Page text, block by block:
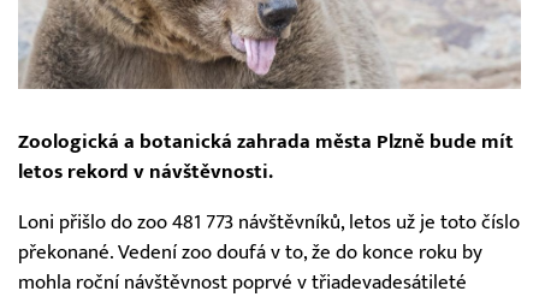
Zoologická a botanická zahrada města Plzně bude mít
letos rekord v návštěvnosti.
Loni přišlo do zoo 481 773 návštěvníků, letos už je toto číslo
překonané. Vedení zoo doufá v to, že do konce roku by
mohla roční návštěvnost poprvé v třiadevadesátileté